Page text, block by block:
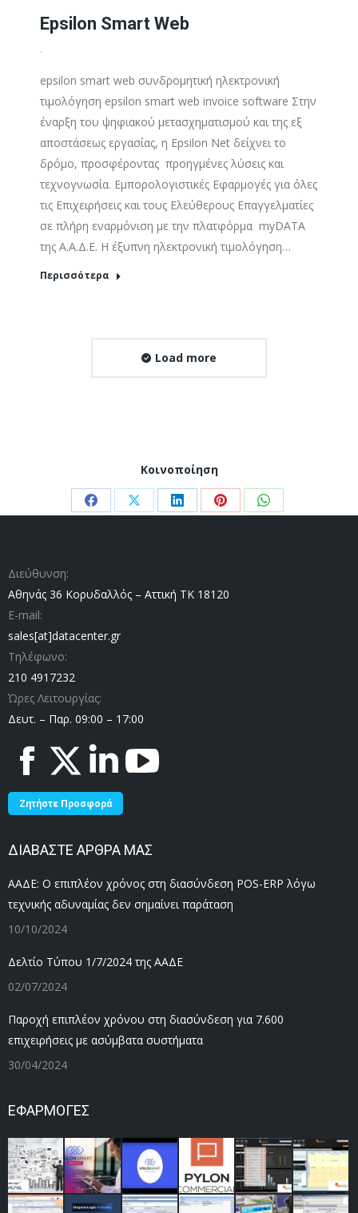
Epsilon Smart Web
.
epsilon smart web συνδρομητική ηλεκτρονική
τιμολόγηση epsilon smart web invoice software Στην
έναρξη του ψηφιακού μετασχηματισμού και της εξ
αποστάσεως εργασίας, η Epsilon Net δείχνει το
δρόμο, προσφέροντας προηγμένες λύσεις και
τεχνογνωσία. Εμπορολογιστικές Εφαρμογές για όλες
τις Επιχειρήσεις και τους Ελεύθερους Επαγγελματίες
σε πλήρη εναρμόνιση με την πλατφόρμα myDATA
της Α.Α.Δ.Ε. Η έξυπνη ηλεκτρονική τιμολόγηση…
Περισσότερα
Load more
Κοινοποίηση
Share Share Share Share Share
Διεύθυνση:
Αθηνάς 36 Κορυδαλλός – Αττική ΤΚ 18120
E-mail:
sales[at]datacenter.gr
Τηλέφωνο:
210 4917232
Ώρες Λειτουργίας:
Δευτ. – Παρ. 09:00 – 17:00
Facebook
page
opens
in
window
X
page
opens
in
window
Linkedin
page
opens
in
window
Ζητήστε Προσφορά
ΔΙΑΒΑΣΤΕ ΑΡΘΡΑ ΜΑΣ
ΑΑΔΕ: Ο επιπλέον χρόνος στη διασύνδεση POS-ERP λόγω
τεχνικής αδυναμίας δεν σημαίνει παράταση
10/10/2024
Δελτίο Τύπου 1/7/2024 της ΑΑΔΕ
02/07/2024
Παροχή επιπλέον χρόνου στη διασύνδεση για 7.600
επιχειρήσεις με ασύμβατα συστήματα
30/04/2024
ΕΦΑΡΜΟΓΕΣ